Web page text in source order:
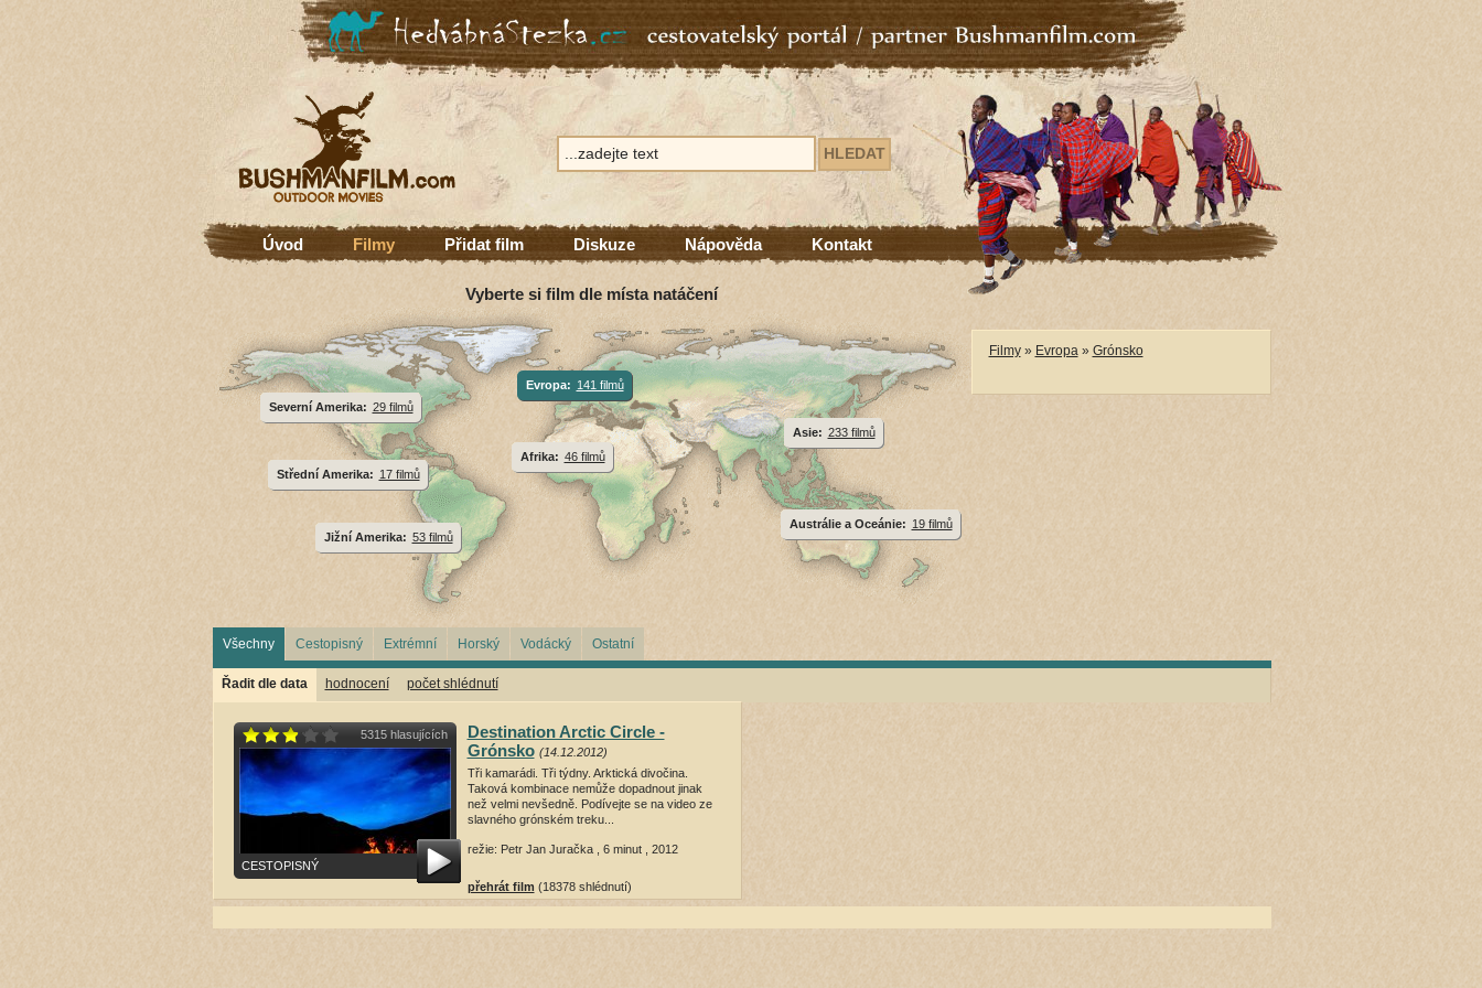
Úvod Filmy Přidat film Diskuze Nápověda Kontakt
Vyberte si film dle místa natáčení
Afrika: 46 filmů
Asie: 233 filmů
Austrálie a Oceánie: 19 filmů
Evropa: 141 filmů
Jižní Amerika: 53 filmů
Severní Amerika: 29 filmů
Střední Amerika: 17 filmů
Filmy» Evropa» Grónsko
Všechny Cestopisný Extrémní Horský Vodácký Ostatní
Řadit dle data hodnocení počet shlédnutí
5315 hlasujících
CESTOPISNÝ
Destination Arctic Circle -
Grónsko (14.12.2012)
Tři kamarádi. Tři týdny. Arktická divočina.
Taková kombinace nemůže dopadnout jinak
než velmi nevšedně. Podívejte se na video ze
slavného grónském treku...
režie: Petr Jan Juračka , 6 minut , 2012
přehrát film (18378 shlédnutí)